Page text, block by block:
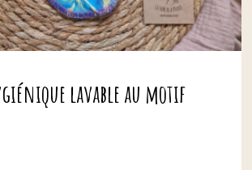
lavable au motif